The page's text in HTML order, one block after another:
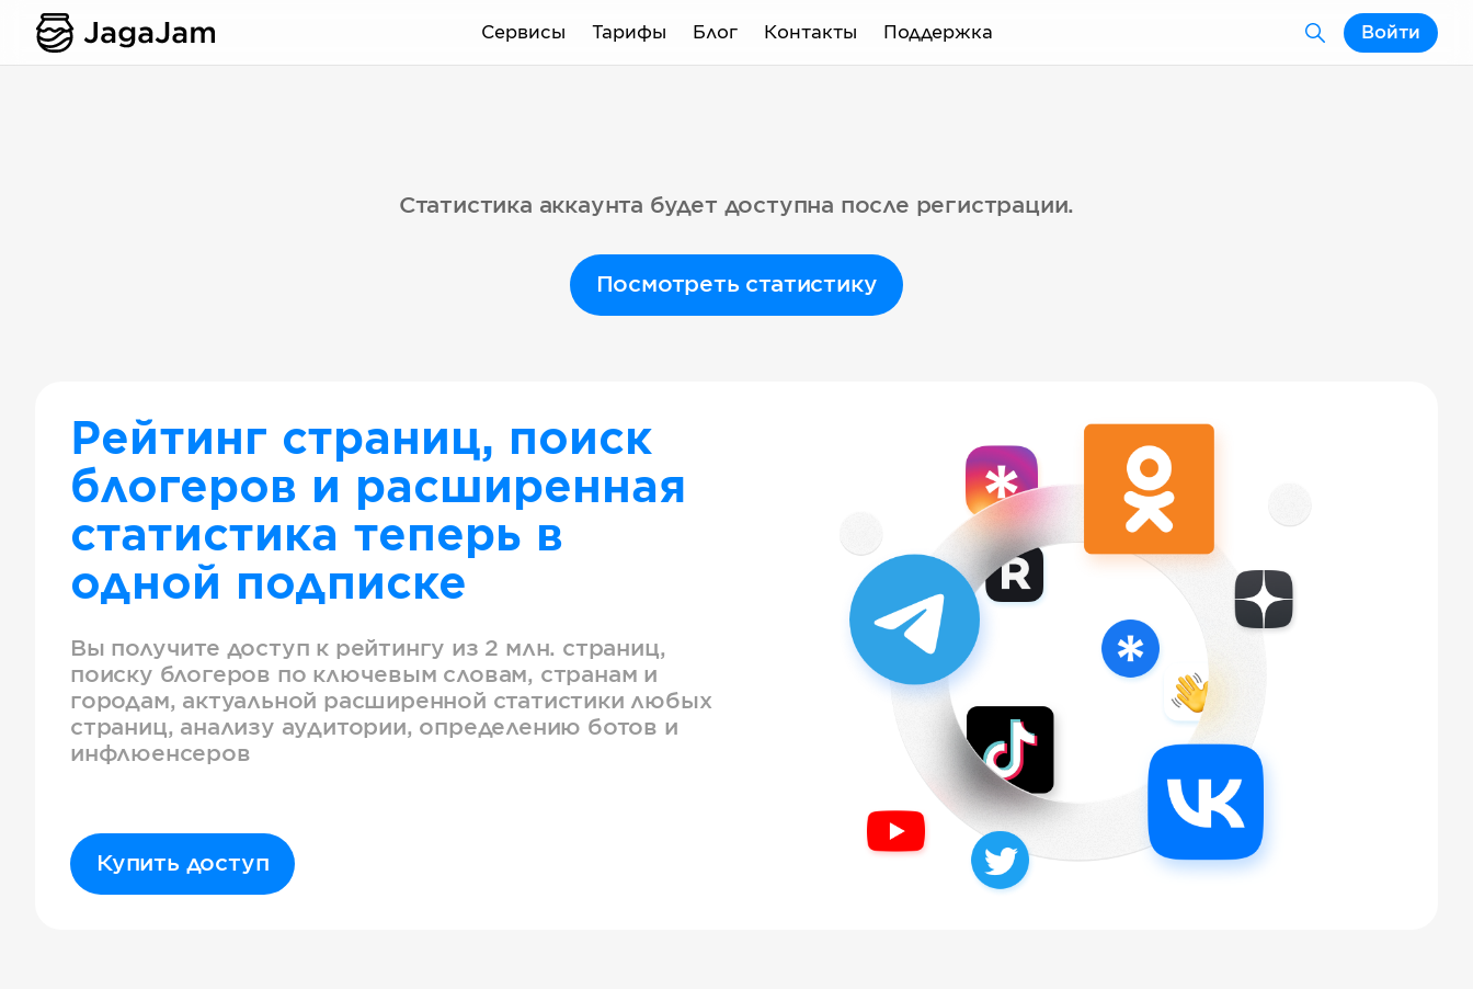
Сервисы Тарифы Блог Контакты Поддержка Войти
Статистика аккаунта будет доступна после регистрации.
Посмотреть статистику
Рейтинг страниц, поиск
блогеров и расширенная
статистика теперь в
одной подписке
Вы получите доступ к рейтингу из 2 млн. страниц,
поиску блогеров по ключевым словам, странам и
городам, актуальной расширенной статистики любых
страниц, анализу аудитории, определению ботов и
инфлюенсеров
Купить доступ